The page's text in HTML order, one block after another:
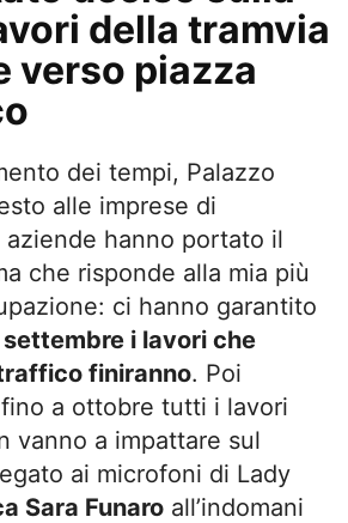
della tramvia
verso piazza
dei tempi, Palazzo
alle imprese di
aziende hanno portato il
che risponde alla mia più
ci hanno garantito
settembre i lavori che
finiranno. Poi
a ottobre tutti i lavori
vanno a impattare sul
ai microfoni di Lady
Sara Funaro all’indomani